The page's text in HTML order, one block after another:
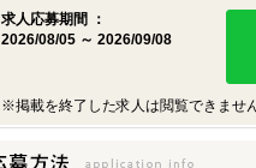
求人応募期間 ：
2026/08/05 ～ 2026/09/08
※掲載を終了した求人は閲覧できませ